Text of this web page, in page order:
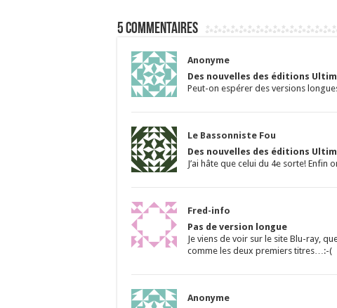
5 commentaires
Anonyme
Des nouvelles des éditions
Peut-on espérer des versions
Le Bassonniste Fou
Des nouvelles des éditions
J’ai hâte que celui du 4e sorte! Enfin
Fred-info
Pas de version longue
Je viens de voir sur le site Blu-ray,
comme les deux premiers titres…:-(
Anonyme